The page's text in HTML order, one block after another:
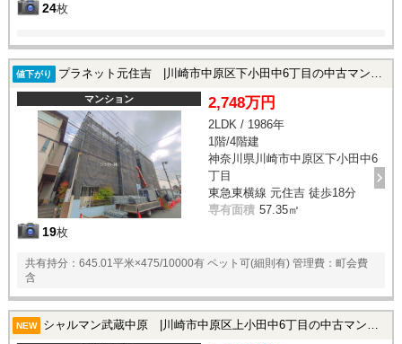
24枚
値下がり プラネット元住吉 |川崎市中原区下小田中6丁目の中古マンション
マンション
19枚
2,748万円
2LDK / 1986年
1階/4階建
神奈川県川崎市中原区下小田中6
丁目
東急東横線 元住吉 徒歩18分
専有面積 57.35㎡
共有持分：645.01平米×475/10000有 ペット可(細則有) 管理費：町会費
含
NEW シャルマン武蔵中原 |川崎市中原区上小田中6丁目の中古マンション